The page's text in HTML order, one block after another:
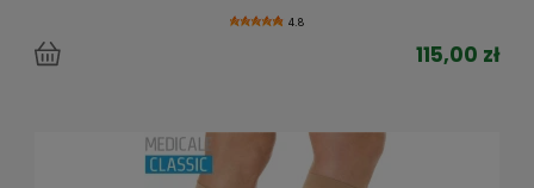
4.8
115,00 zł